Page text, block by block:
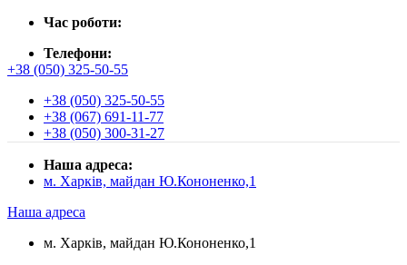
Час роботи:
Телефони:
+38 (050) 325-50-55
+38 (050) 325-50-55
+38 (067) 691-11-77
+38 (050) 300-31-27
Наша адреса:
м. Харків, майдан Ю.Кононенко,1
Наша адреса
м. Харків, майдан Ю.Кононенко,1